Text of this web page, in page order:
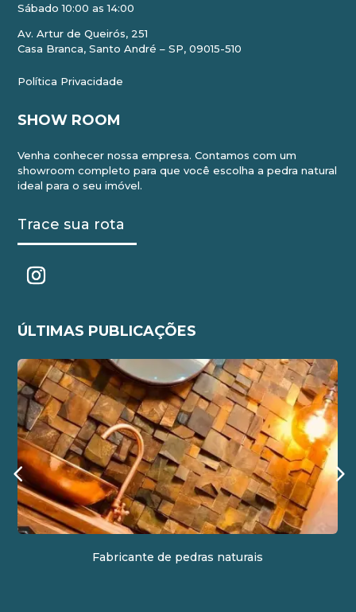
Sábado 10:00 as 14:00
Av. Artur de Queirós, 251
Casa Branca, Santo André – SP, 09015-510
Política Privacidade
SHOW ROOM
Venha conhecer nossa empresa. Contamos com um
showroom completo para que você escolha a pedra natural
ideal para o seu imóvel.
Trace sua rota
ÚLTIMAS PUBLICAÇÕES
Fabricante de pedras naturais